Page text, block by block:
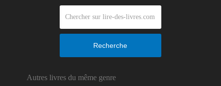
Recherche
Autres livres du même genre